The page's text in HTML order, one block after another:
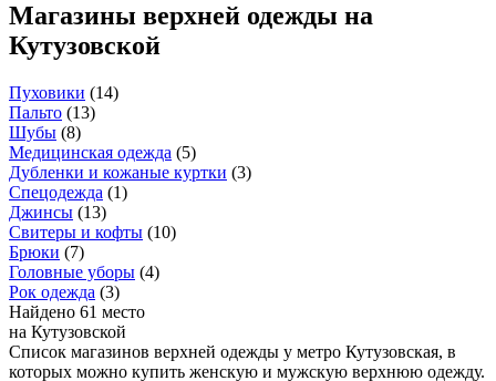
Магазины верхней одежды на
Кутузовской
Пуховики (14)
Пальто (13)
Шубы (8)
Медицинская одежда (5)
Дубленки и кожаные куртки (3)
Спецодежда (1)
Джинсы (13)
Свитеры и кофты (10)
Брюки (7)
Головные уборы (4)
Рок одежда (3)
Найдено 61 место
на Кутузовской
Список магазинов верхней одежды у метро Кутузовская, в
которых можно купить женскую и мужскую верхнюю одежду.